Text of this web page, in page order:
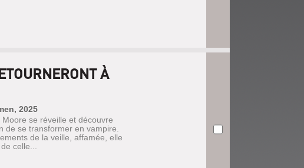
À
2025
se réveille et découvre
de se transformer en vampire.
de la veille, affamée, elle
celle...